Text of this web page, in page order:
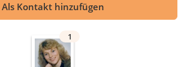
Als Kontakt hinzufügen
1